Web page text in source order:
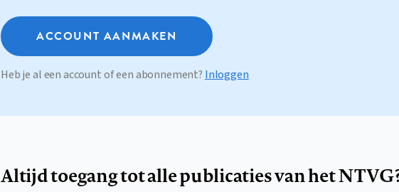
ACCOUNT AANMAKEN
Heb je al een account of een abonnement? Inloggen
Altijd toegang tot alle publicaties van het